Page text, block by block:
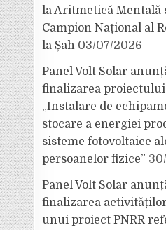
la Aritmetică Mentală
Campion Național al
la Șah 03/07/2026
Panel Volt Solar
finalizarea proiectului
„Instalare de
stocare a energiei
sisteme fotovoltaice
persoanelor fizice”
Panel Volt Solar
finalizarea
unui proiect PNRR